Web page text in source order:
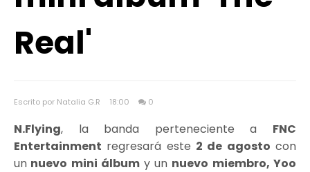
Real'
Escrito por Natalia G.R 18:00 0
N.Flying, la banda perteneciente a FNC
Entertainment regresará este 2 de agosto con
un nuevo mini álbum y un nuevo miembro, Yoo